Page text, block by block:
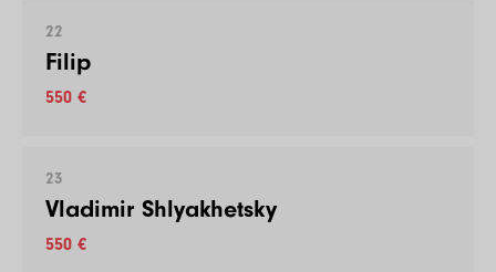
22
Filip
550 €
23
Vladimir Shlyakhetsky
550 €